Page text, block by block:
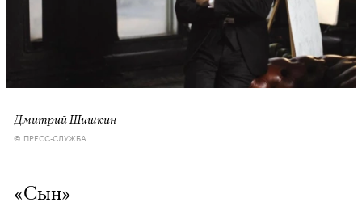
Дмитрий Шишкин
© ПРЕСС-СЛУЖБА
«Сын»